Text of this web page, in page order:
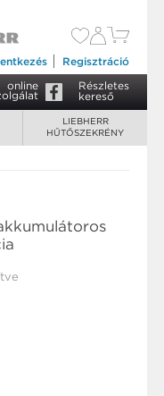
Regisztráció
online
Részletes
kereső
LIEBHERR
HŰTŐSZEKRÉNY
Kosárba tesz